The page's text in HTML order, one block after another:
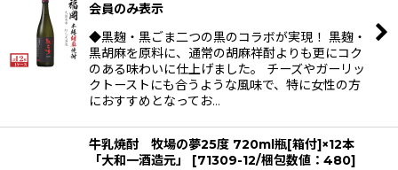
絞り込む
会員のみ表示
◆黒麹・黒ごま二つの黒のコラボが実現！ 黒麹・
黒胡麻を原料に、通常の胡麻祥酎よりも更にコク
のある味わいに仕上げました。 チーズやガーリッ
クトーストにも合うような風味で、特に女性の方
におすすめとなってお…
牛乳焼酎 牧場の夢25度 720ml瓶[箱付]×12本
「大和一酒造元」
[71309-12/梱包数値：480]